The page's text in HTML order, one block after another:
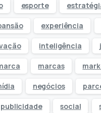
esporte
experiência
inteligência
marcas
negócios
publicidade social